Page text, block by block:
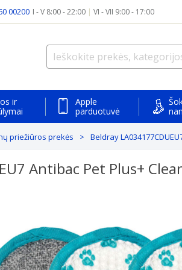
00200 I - V 8:00 - 22:00 | VI - VII 9:00 - 17:00
ir
Apple
parduotuvė
priežiūros prekės Beldray
Antibac Pet Plus+